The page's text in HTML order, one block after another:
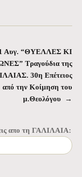
Αυγ. “ΘΥΕΛΛΕΣ ΚΙ
Τραγούδια της
30η Επέτειος
από την Κοίμηση του
μ.Θεολόγου
→
απο τη ΓΑΛΙΛΑΙΑ: